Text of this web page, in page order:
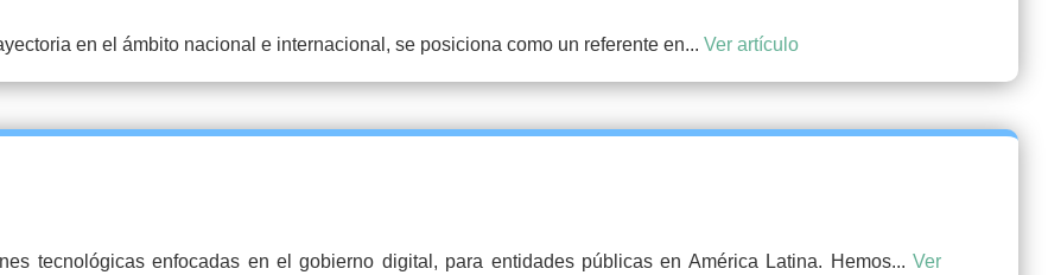
en el ámbito nacional e internacional, se posiciona como un referente en... Ver artículo
tecnológicas enfocadas en el gobierno digital, para entidades públicas en América Latina. Hemos... Ver